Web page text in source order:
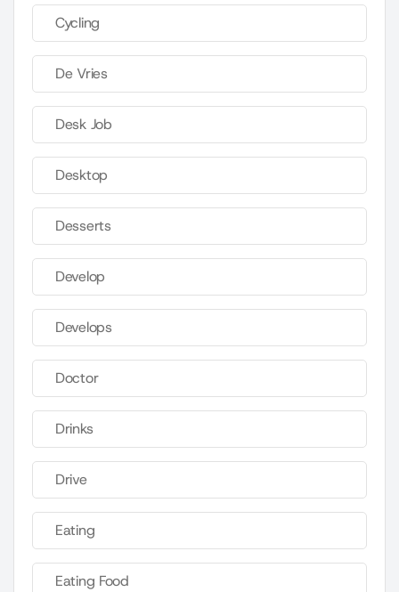
Cycling
De Vries
Desk Job
Desktop
Desserts
Develop
Develops
Doctor
Drinks
Drive
Eating
Eating Food